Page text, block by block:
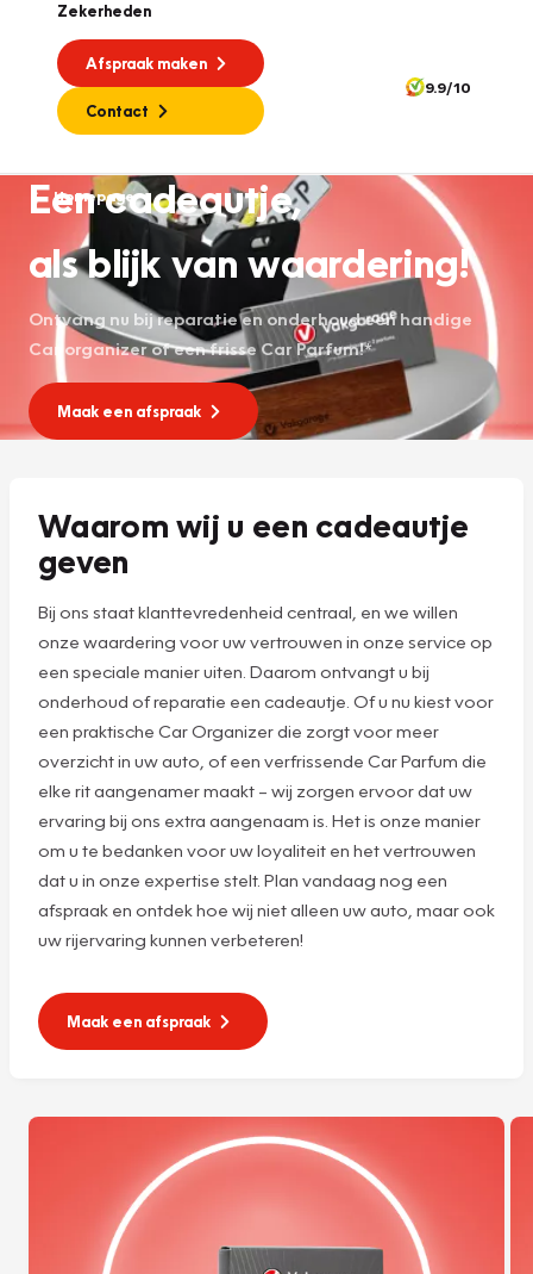
Zekerheden
Afspraak maken
Contact
9.9/10
Homepage
Een cadeautje,
als blijk van waardering!
Ontvang nu bij reparatie en onderhoud een handige
Car organizer of een frisse Car Parfum!*
Maak een afspraak
Waarom wij u een cadeautje
geven
Bij ons staat klanttevredenheid centraal, en we willen
onze waardering voor uw vertrouwen in onze service op
een speciale manier uiten. Daarom ontvangt u bij
onderhoud of reparatie een cadeautje. Of u nu kiest voor
een praktische Car Organizer die zorgt voor meer
overzicht in uw auto, of een verfrissende Car Parfum die
elke rit aangenamer maakt – wij zorgen ervoor dat uw
ervaring bij ons extra aangenaam is. Het is onze manier
om u te bedanken voor uw loyaliteit en het vertrouwen
dat u in onze expertise stelt. Plan vandaag nog een
afspraak en ontdek hoe wij niet alleen uw auto, maar ook
uw rijervaring kunnen verbeteren!
Maak een afspraak